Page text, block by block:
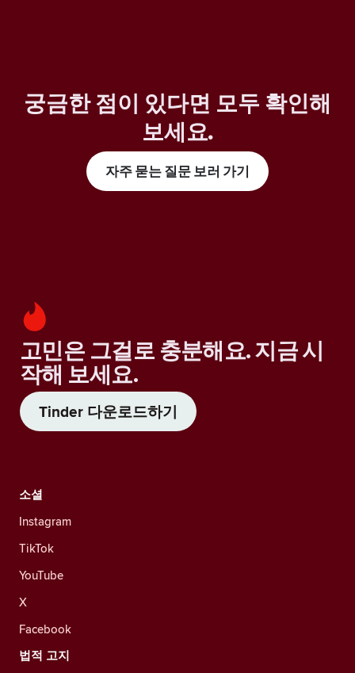
궁금한 점이 있다면 모두 확인해
보세요.
자주 묻는 질문 보러 가기
고민은 그걸로 충분해요. 지금 시
작해 보세요.
Tinder 다운로드하기
소셜
Instagram
TikTok
YouTube
X
Facebook
법적 고지